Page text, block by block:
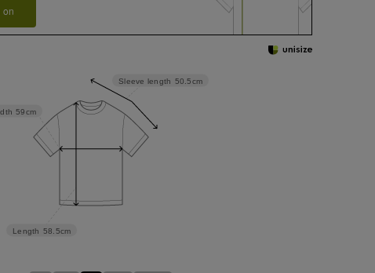
on
Sleeve length 50.5cm
Length 58.5cm
59cm